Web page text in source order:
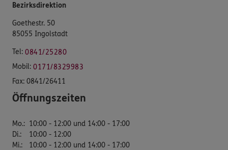
Bezirksdirektion
Goethestr. 50
85055 Ingolstadt
Tel: 0841/25280
Mobil: 0171/8329983
Fax: 0841/26411
Öffnungszeiten
Mo.: 10:00 - 12:00 und 14:00 - 17:00
Di.:
10:00 - 12:00
Mi.:
10:00 - 12:00 und 14:00 - 17:00